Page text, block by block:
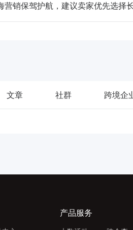
销保驾护航，建议卖家优先选择
文章 社群 跨境企
产品服务